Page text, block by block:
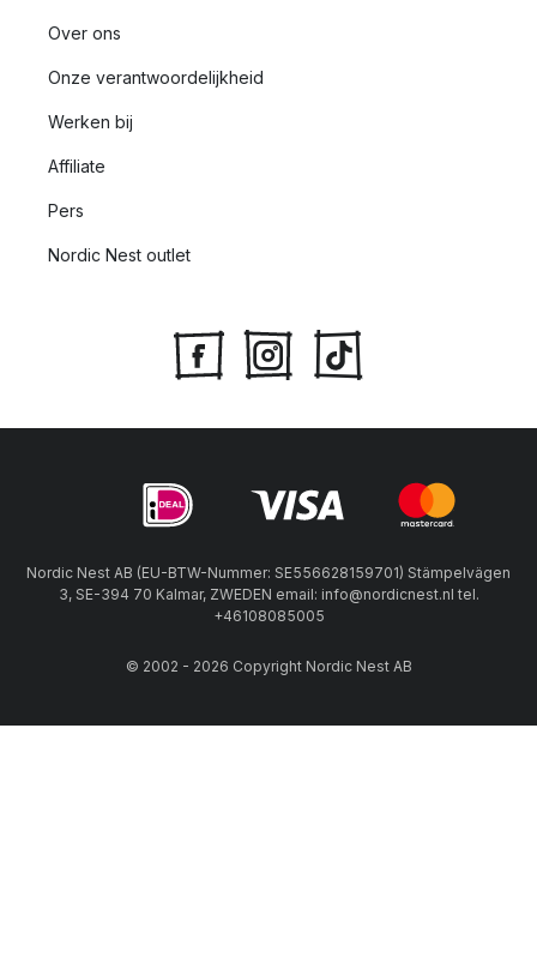
Over ons
Onze verantwoordelijkheid
Werken bij
Affiliate
Pers
Nordic Nest outlet
Nordic Nest AB (EU-BTW-Nummer: SE556628159701) Stämpelvägen
3, SE-394 70 Kalmar, ZWEDEN email: info@nordicnest.nl tel.
+46108085005
© 2002 - 2026 Copyright Nordic Nest AB